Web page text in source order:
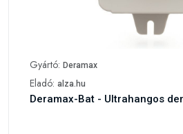
Gyártó: Deramax
Eladó: alza.hu
Deramax-Bat - Ultrahangos